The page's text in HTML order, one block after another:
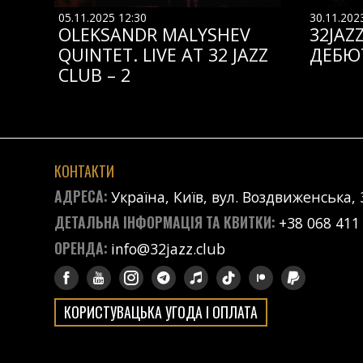
05.11.2025 12:30
OLEKSANDR MALYSHEV
QUINTET. LIVE AT 32 JAZZ
CLUB – 2
КОНТАКТИ
АДРЕСА:Україна, Київ, вул. Воздвиженська,
ДЕТАЛЬНА ІНФОРМАЦІЯ ТА КВИТКИ: +38 068
ОРЕНДА: info@32jazz.club
КОРИСТУВАЦЬКА УГОДА І ОПЛАТА